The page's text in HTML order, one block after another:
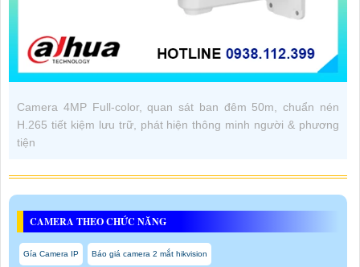
Camera 4MP Full-color, quan sát ban đêm 50m, chuẩn nén
H.265 tiết kiệm lưu trữ, phát hiện thông minh người & phương
tiện
CAMERA THEO CHỨC NĂNG
Gía Camera IP Báo giá camera 2 mắt hikvision